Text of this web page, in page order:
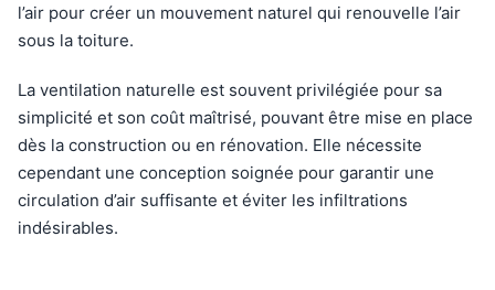
l’air pour créer un mouvement naturel qui renouvelle l’air
sous la toiture.
La ventilation naturelle est souvent privilégiée pour sa
simplicité et son coût maîtrisé, pouvant être mise en place
dès la construction ou en rénovation. Elle nécessite
cependant une conception soignée pour garantir une
circulation d’air suffisante et éviter les infiltrations
indésirables.